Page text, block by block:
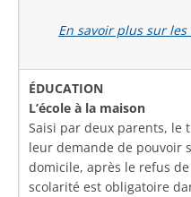
En savoir plus sur
ÉDUCATION
L’école à la maison
Saisi par deux parents,
leur demande de pouvoir
domicile, après le refus de
scolarité est obligatoire